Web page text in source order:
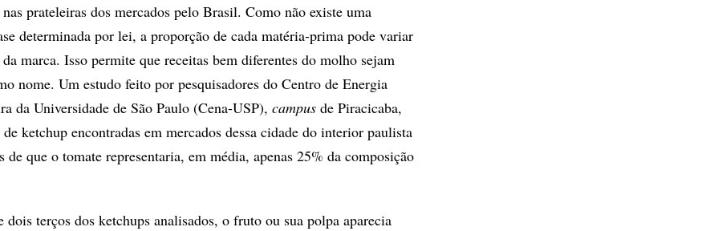
prateleiras dos mercados pelo Brasil. Como não existe uma
determinada por lei, a proporção de cada matéria-prima pode variar
da marca. Isso permite que receitas bem diferentes do molho sejam
nome. Um estudo feito por pesquisadores do Centro de Energia
da Universidade de São Paulo (Cena-USP), campus de Piracicaba,
ketchup encontradas em mercados dessa cidade do interior paulista
de que o tomate representaria, em média, apenas 25% da composição
terços dos ketchups analisados, o fruto ou sua polpa aparecia